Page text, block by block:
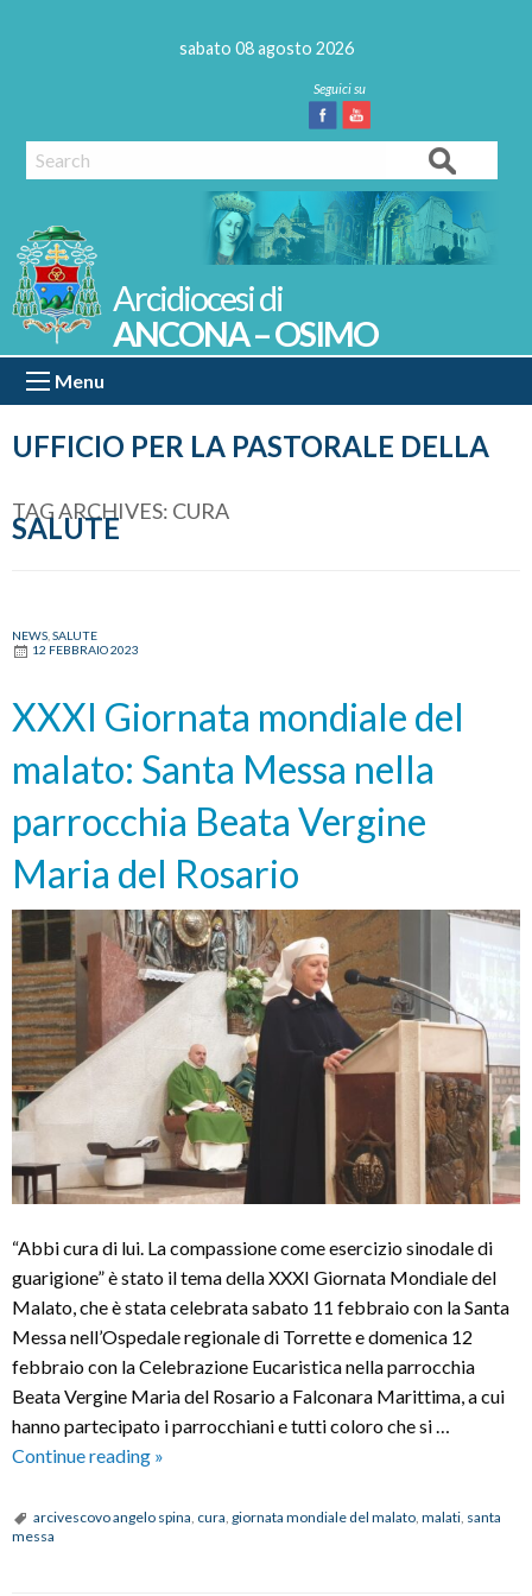
sabato 08 agosto 2026
Facebook
Youtube
Search
UFFICIO PER LA PASTORALE DELLA
SALUTE
ANCONA – OSIMO
Menu
TAG ARCHIVES: CURA
NEWS SALUTE
12 FEBBRAIO 2023
XXXI Giornata mondiale del
malato: Santa Messa nella
parrocchia Beata Vergine
Maria del Rosario
“Abbi cura di lui. La compassione come esercizio sinodale di
guarigione” è stato il tema della XXXI Giornata Mondiale del
Malato, che è stata celebrata sabato 11 febbraio con la Santa
Messa nell’Ospedale regionale di Torrette e domenica 12
febbraio con la Celebrazione Eucaristica nella parrocchia
Beata Vergine Maria del Rosario a Falconara Marittima, a cui
hanno partecipato i parrocchiani e tutti coloro che si …
Continue reading XXXI
mondiale
»
arcivescovo angelo spina, cura, giornata mondiale del malato, malati, santa
messa